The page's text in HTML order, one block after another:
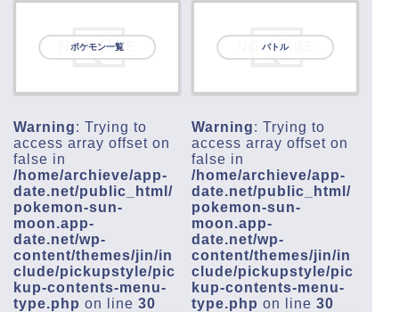
ポケモン一覧 バトル
Warning: Trying to
access array offset on
false in
/home/archieve/app-
date.net/public_html/
pokemon-sun-
moon.app-
date.net/wp-
content/themes/jin/in
clude/pickupstyle/pic
kup-contents-menu-
type.php on line 30
Warning: Trying to
access array offset on
false in
/home/archieve/app-
date.net/public_html/
pokemon-sun-
moon.app-
date.net/wp-
content/themes/jin/in
clude/pickupstyle/pic
kup-contents-menu-
type.php on line 30